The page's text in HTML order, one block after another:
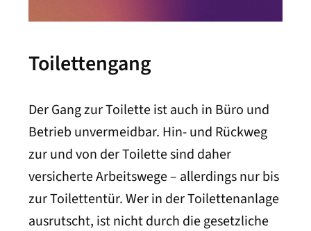
Toilettengang
Der Gang zur Toilette ist auch in Büro und
Betrieb unvermeidbar. Hin- und Rückweg
zur und von der Toilette sind daher
versicherte Arbeitswege – allerdings nur bis
zur Toilettentür. Wer in der Toilettenanlage
ausrutscht, ist nicht durch die gesetzliche